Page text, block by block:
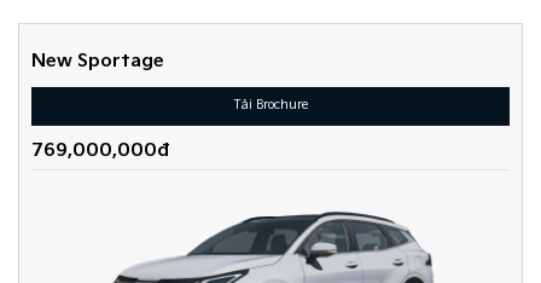
New Sportage
Tải Brochure
769,000,000đ